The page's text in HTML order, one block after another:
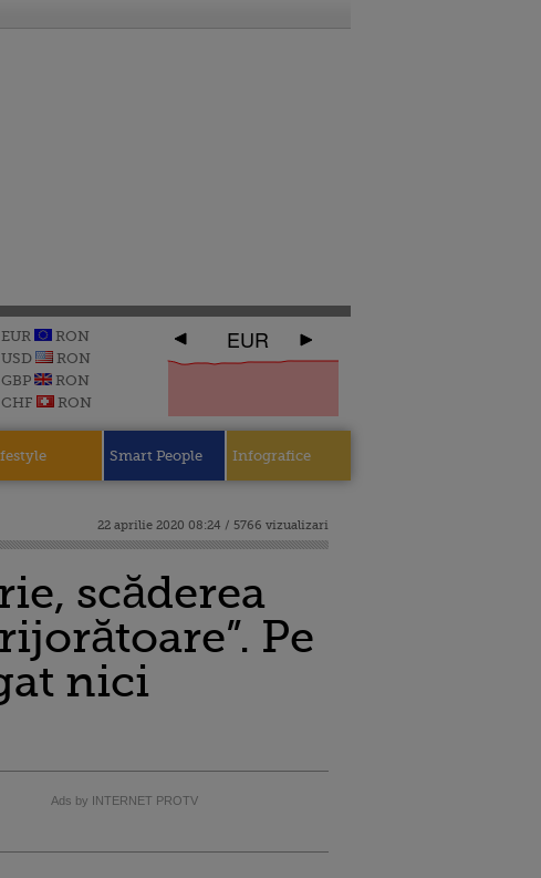
RON
USD
RON
RON
CHF
RON
EUR
Smart People Infografice
22 aprilie 2020 08:24 / 5766 vizualizari
scăderea
Pe
nici
Ads by INTERNET PROTV